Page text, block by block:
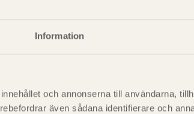
Information
och annonserna till användarna,
även sådana identifierare och
och deras